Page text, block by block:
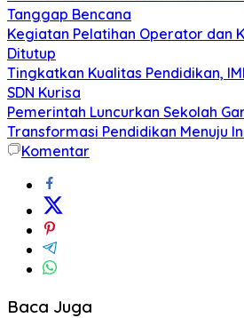
Tanggap Bencana
Kegiatan Pelatihan Operator dan
Ditutup
Tingkatkan Kualitas Pendidikan,
SDN Kurisa
Pemerintah Luncurkan Sekolah
Transformasi Pendidikan Menuju
Komentar
Baca Juga